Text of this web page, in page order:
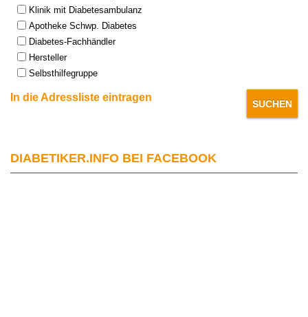
Klinik mit Diabetesambulanz
Apotheke Schwp. Diabetes
Diabetes-Fachhändler
Hersteller
Selbsthilfegruppe
In die Adressliste eintragen
DIABETIKER.INFO BEI FACEBOOK